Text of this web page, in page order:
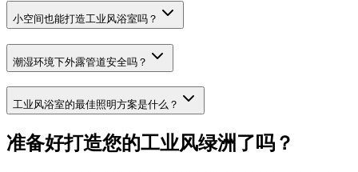
小空间也能打造工业风浴室吗？
潮湿环境下外露管道安全吗？
工业风浴室的最佳照明方案是什么？
准备好打造您的工业风绿洲了吗？